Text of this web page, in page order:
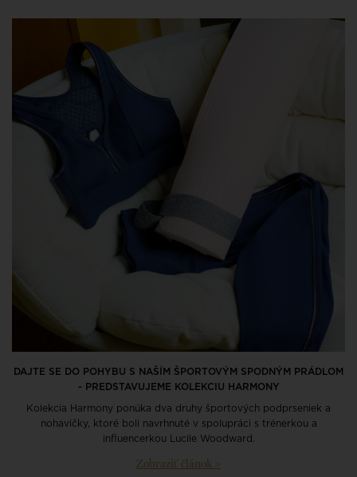
DAJTE SE DO POHYBU S NAŠÍM ŠPORTOVÝM SPODNÝM PRÁDLOM
- PREDSTAVUJEME KOLEKCIU HARMONY
Kolekcia Harmony ponúka dva druhy športových podprseniek a
nohavičky, ktoré boli navrhnuté v spolupráci s trénerkou a
influencerkou Lucile Woodward.
Zobraziť článok >